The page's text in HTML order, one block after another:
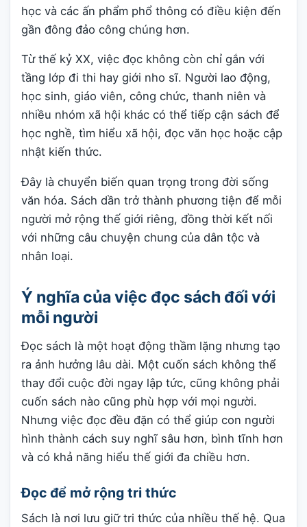
học và các ấn phẩm phổ thông có điều kiện đến
gần đông đảo công chúng hơn.
Từ thế kỷ XX, việc đọc không còn chỉ gắn với
tầng lớp đi thi hay giới nho sĩ. Người lao động,
học sinh, giáo viên, công chức, thanh niên và
nhiều nhóm xã hội khác có thể tiếp cận sách để
học nghề, tìm hiểu xã hội, đọc văn học hoặc cập
nhật kiến thức.
Đây là chuyển biến quan trọng trong đời sống
văn hóa. Sách dần trở thành phương tiện để mỗi
người mở rộng thế giới riêng, đồng thời kết nối
với những câu chuyện chung của dân tộc và
nhân loại.
Ý nghĩa của việc đọc sách đối với
mỗi người
Đọc sách là một hoạt động thầm lặng nhưng tạo
ra ảnh hưởng lâu dài. Một cuốn sách không thể
thay đổi cuộc đời ngay lập tức, cũng không phải
cuốn sách nào cũng phù hợp với mọi người.
Nhưng việc đọc đều đặn có thể giúp con người
hình thành cách suy nghĩ sâu hơn, bình tĩnh hơn
và có khả năng hiểu thế giới đa chiều hơn.
Đọc để mở rộng tri thức
Sách là nơi lưu giữ tri thức của nhiều thế hệ. Qua